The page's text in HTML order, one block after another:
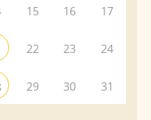
15 16 17
22 23 24
29 30 31